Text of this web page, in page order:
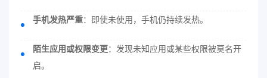
手机发热严重：即使未使用，手机仍持续发热。
陌生应用或权限变更：发现未知应用或某些权限被莫名开
启。